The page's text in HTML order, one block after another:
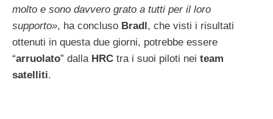
molto e sono davvero grato a tutti per il loro
supporto», ha concluso Bradl, che visti i risultati
ottenuti in questa due giorni, potrebbe essere
“arruolato” dalla HRC tra i suoi piloti nei team
satelliti.